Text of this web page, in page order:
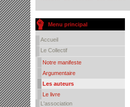
Menu principal
Accueil
Le Collectif
Notre manifeste
Argumentaire
Les auteurs
Le livre
L'association